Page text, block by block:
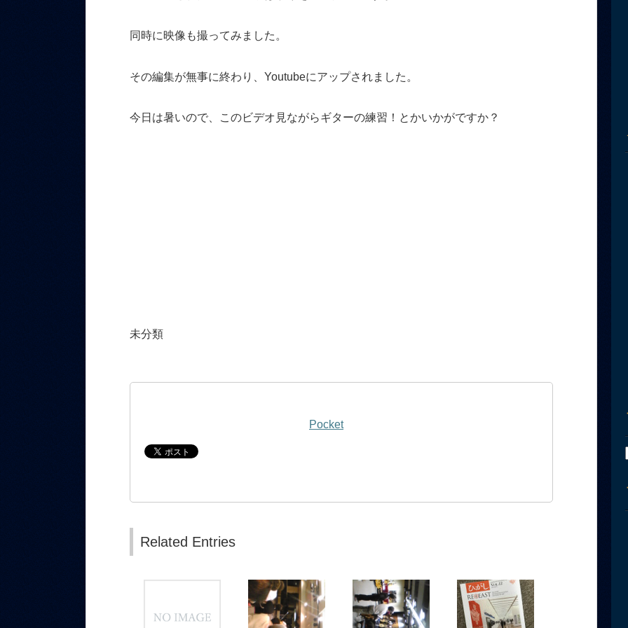
同時に映像も撮ってみました。
その編集が無事に終わり、Youtubeにアップされました。
今日は暑いので、このビデオ見ながらギターの練習！とかいかがですか？
未分類
Pocket
Related Entries